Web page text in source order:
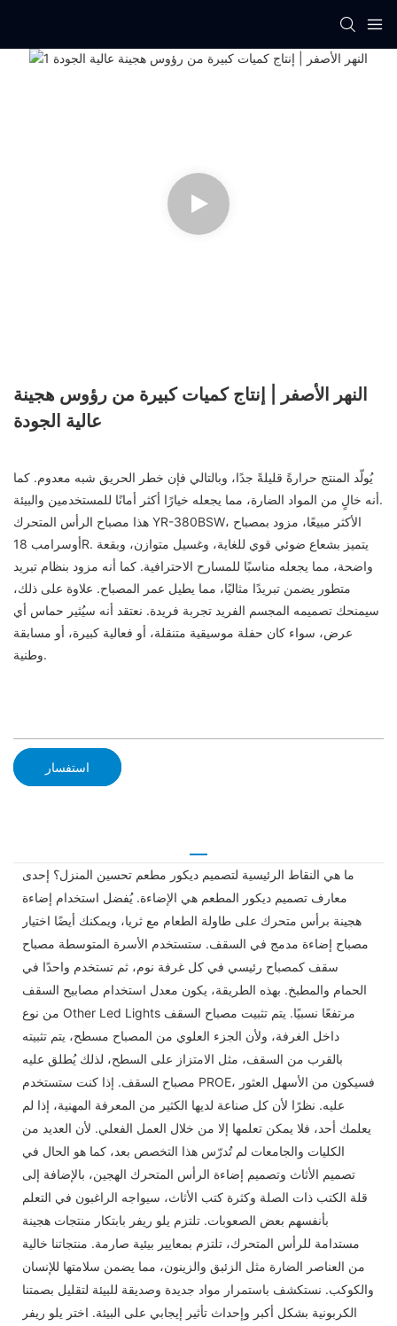
النهر الأصفر | إنتاج كميات كبيرة من رؤوس هجينة
عالية الجودة
يُولّد المنتج حرارةً قليلةً جدًا، وبالتالي فإن خطر الحريق شبه معدوم. كما
أنه خالٍ من المواد الضارة، مما يجعله خيارًا أكثر أمانًا للمستخدمين والبيئة.
هذا مصباح الرأس المتحرك YR-380BSW، الأكثر مبيعًا، مزود بمصباح
أوسرامب 18R. يتميز بشعاع ضوئي قوي للغاية، وغسيل متوازن، وبقعة
واضحة، مما يجعله مناسبًا للمسارح الاحترافية. كما أنه مزود بنظام تبريد
متطور يضمن تبريدًا مثاليًا، مما يطيل عمر المصباح. علاوة على ذلك،
سيمنحك تصميمه المجسم الفريد تجربة فريدة. نعتقد أنه سيُثير حماس أي
عرض، سواء كان حفلة موسيقية متنقلة، أو فعالية كبيرة، أو مسابقة
وطنية.
استفسار
ما هي النقاط الرئيسية لتصميم ديكور مطعم تحسين المنزل؟ إحدى
معارف تصميم ديكور المطعم هي الإضاءة. يُفضل استخدام إضاءة
هجينة برأس متحرك على طاولة الطعام مع ثريا، ويمكنك أيضًا اختيار
مصباح إضاءة مدمج في السقف. ستستخدم الأسرة المتوسطة مصباح
سقف كمصباح رئيسي في كل غرفة نوم، ثم تستخدم واحدًا في
الحمام والمطبخ. بهذه الطريقة، يكون معدل استخدام مصابيح السقف
من نوع Other Led Lights مرتفعًا نسبيًا. يتم تثبيت مصباح السقف
داخل الغرفة، ولأن الجزء العلوي من المصباح مسطح، يتم تثبيته
بالقرب من السقف، مثل الامتزاز على السطح، لذلك يُطلق عليه
مصباح السقف. إذا كنت ستستخدم PROE، فسيكون من الأسهل العثور
عليه. نظرًا لأن كل صناعة لديها الكثير من المعرفة المهنية، إذا لم
يعلمك أحد، فلا يمكن تعلمها إلا من خلال العمل الفعلي. لأن العديد من
الكليات والجامعات لم تُدرّس هذا التخصص بعد، كما هو الحال في
تصميم الأثاث وتصميم إضاءة الرأس المتحرك الهجين، بالإضافة إلى
قلة الكتب ذات الصلة وكثرة كتب الأثاث، سيواجه الراغبون في التعلم
بأنفسهم بعض الصعوبات. تلتزم يلو ريفر بابتكار منتجات هجينة
مستدامة للرأس المتحرك، تلتزم بمعايير بيئية صارمة. منتجاتنا خالية
من العناصر الضارة مثل الزئبق والزينون، مما يضمن سلامتها للإنسان
والكوكب. نستكشف باستمرار مواد جديدة وصديقة للبيئة لتقليل بصمتنا
الكربونية بشكل أكبر وإحداث تأثير إيجابي على البيئة. اختر يلو ريفر